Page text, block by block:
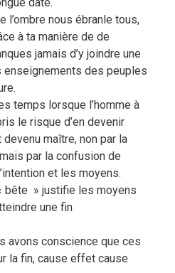
l’ombre nous ébranle tous,
à ta manière de de
jamais d’y joindre une
enseignements des peuples
temps lorsque l’homme à
le risque d’en devenir
devenu maître, non par la
par la confusion de
et les moyens.
bête » justifie les moyens
une fin
avons conscience que ces
la fin, cause effet cause